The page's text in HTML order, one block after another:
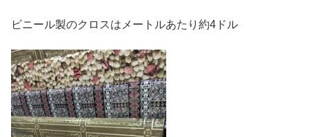
ビニール製のクロスはメートルあたり約4ドル